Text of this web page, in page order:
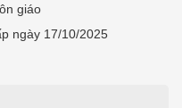
giáo
ngày 17/10/2025